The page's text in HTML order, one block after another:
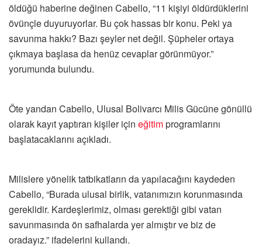
öldüğü haberine değinen Cabello, “11 kişiyi öldürdüklerini
övünçle duyuruyorlar. Bu çok hassas bir konu. Peki ya
savunma hakkı? Bazı şeyler net değil. Şüpheler ortaya
çıkmaya başlasa da henüz cevaplar görünmüyor.”
yorumunda bulundu.
Öte yandan Cabello, Ulusal Bolivarcı Milis Gücüne gönüllü
olarak kayıt yaptıran kişiler için eğitimprogramlarını
başlatacaklarını açıkladı.
Milislere yönelik tatbikatların da yapılacağını kaydeden
Cabello, “Burada ulusal birlik, vatanımızın korunmasında
gereklidir. Kardeşlerimiz, olması gerektiği gibi vatan
savunmasında ön safhalarda yer almıştır ve biz de
oradayız.” ifadelerini kullandı.